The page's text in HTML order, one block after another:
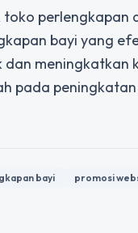
toko
bayi yang
meningkatkan
pada
bayi promosi